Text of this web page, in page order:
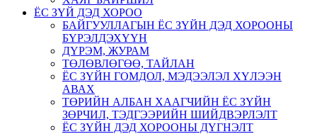
ЁС ЗҮЙ ДЭД ХОРОО
БАЙГУУЛЛАГЫН ЁС ЗҮЙН ДЭД ХОРООНЫ
БҮРЭЛДЭХҮҮН
ДҮРЭМ, ЖУРАМ
ТӨЛӨВЛӨГӨӨ, ТАЙЛАН
ЁС ЗҮЙН ГОМДОЛ, МЭДЭЭЛЭЛ ХҮЛЭЭН
АВАХ
ТӨРИЙН АЛБАН ХААГЧИЙН ЁС ЗҮЙН
ЗӨРЧИЛ, ТЭДГЭЭРИЙН ШИЙДВЭРЛЭЛТ
ЁС ЗҮЙН ДЭД ХОРООНЫ ДҮГНЭЛТ